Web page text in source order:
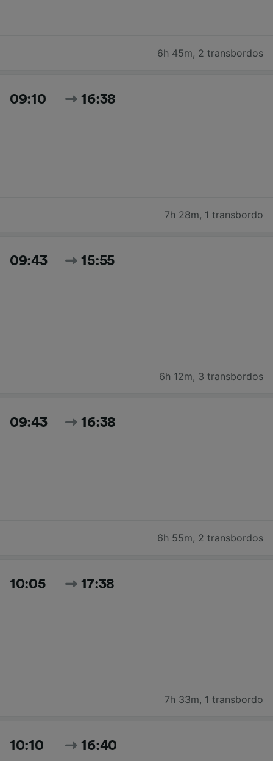
6h 45m, 2 transbordos
09:10 16:38
7h 28m, 1 transbordo
09:43 15:55
6h 12m, 3 transbordos
09:43 16:38
6h 55m, 2 transbordos
10:05 17:38
7h 33m, 1 transbordo
10:10 16:40